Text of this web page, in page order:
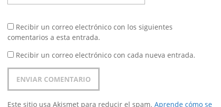
Recibir un correo electrónico con los siguientes
comentarios a esta entrada.
Recibir un correo electrónico con cada nueva entrada.
Este sitio usa Akismet para reducir el spam. Aprende cómo se